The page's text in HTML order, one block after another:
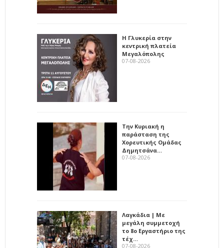
Η Γλυκερία στην
κεντρική πλατεία
Μεγαλόπολης
07-08-2026
Την Κυριακή η
παράσταση της
Χορευτικής Ομάδας
Δημητσάνα…
07-08-2026
Λαγκάδια | Με
μεγάλη συμμετοχή
το 8ο Εργαστήριο της
τέχ…
07-08-2026